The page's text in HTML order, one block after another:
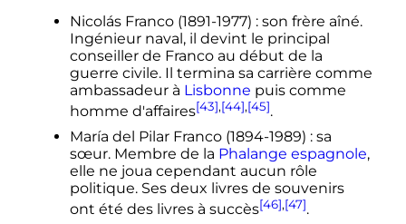
Nicolás Franco (1891-1977) : son frère aîné.
Ingénieur naval, il devint le principal
conseiller de Franco au début de la
guerre civile. Il termina sa carrière comme
ambassadeur à Lisbonne puis comme
homme d'affaires[43],[44],[45].
María del Pilar Franco (1894-1989) : sa
sœur. Membre de la Phalange espagnole,
elle ne joua cependant aucun rôle
politique. Ses deux livres de souvenirs
ont été des livres à succès[46],[47].